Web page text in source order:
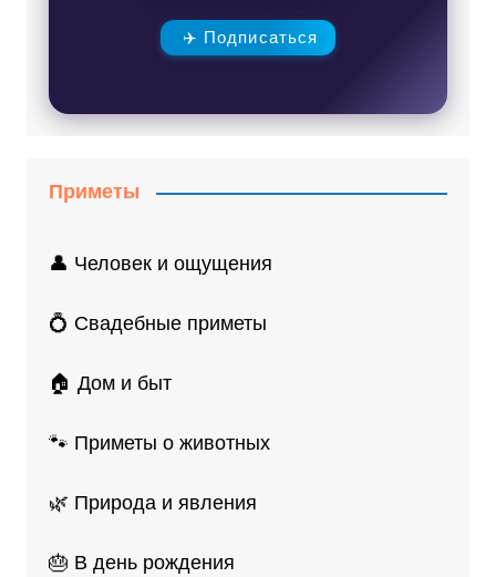
✈️ Подписаться
Приметы
👤 Человек и ощущения
💍 Свадебные приметы
🏠 Дом и быт
🐾 Приметы о животных
🌿 Природа и явления
🎂 В день рождения